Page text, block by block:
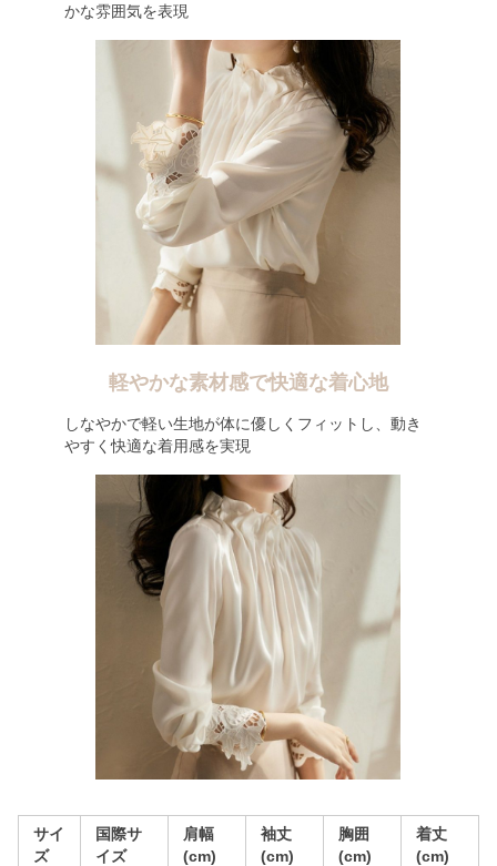
かな雰囲気を表現
軽やかな素材感で快適な着心地
しなやかで軽い生地が体に優しくフィットし、動き
やすく快適な着用感を実現
サイ
ズ
国際サ
イズ
肩幅
(cm)
袖丈
(cm)
胸囲
(cm)
着丈
(cm)